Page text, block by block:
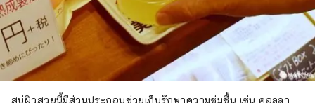
สบู่ผิวสวยนี้มีส่วนประกอบช่วยเก็บรักษาความชุ่มชื้น เช่น คอลลา